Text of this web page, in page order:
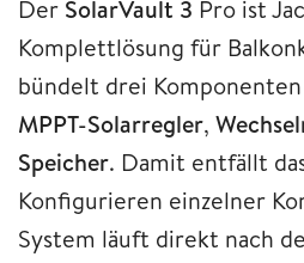
Der SolarVault 3 Pro ist
Komplettlösung für
bündelt drei
MPPT-Solarregler,
Speicher. Damit entfällt
Konfigurieren einzelner
System läuft direkt nach